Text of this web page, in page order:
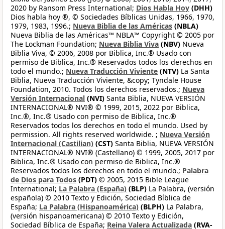
2020 by Ransom Press International; Dios Habla Hoy (DHH)
Dios habla hoy ®, © Sociedades Bíblicas Unidas, 1966, 1970,
1979, 1983, 1996.; Nueva Biblia de las Américas (NBLA)
Nueva Biblia de las Américas™ NBLA™ Copyright © 2005 por
The Lockman Foundation; Nueva Biblia Viva (NBV) Nueva
Biblia Viva, © 2006, 2008 por Biblica, Inc.® Usado con
permiso de Biblica, Inc.® Reservados todos los derechos en
todo el mundo.; Nueva Traducción Viviente (NTV) La Santa
Biblia, Nueva Traducción Viviente, &copy; Tyndale House
Foundation, 2010. Todos los derechos reservados.; Nueva
Versión Internacional (NVI) Santa Biblia, NUEVA VERSIÓN
INTERNACIONAL® NVI® © 1999, 2015, 2022 por Biblica,
Inc.®, Inc.® Usado con permiso de Biblica, Inc.®
Reservados todos los derechos en todo el mundo. Used by
permission. All rights reserved worldwide. ; Nueva Versión
Internacional (Castilian) (CST) Santa Biblia, NUEVA VERSIÓN
INTERNACIONAL® NVI® (Castellano) © 1999, 2005, 2017 por
Biblica, Inc.® Usado con permiso de Biblica, Inc.®
Reservados todos los derechos en todo el mundo.; Palabra
de Dios para Todos (PDT) © 2005, 2015 Bible League
International; La Palabra (España) (BLP) La Palabra, (versión
española) © 2010 Texto y Edición, Sociedad Bíblica de
España; La Palabra (Hispanoamérica) (BLPH) La Palabra,
(versión hispanoamericana) © 2010 Texto y Edición,
Sociedad Bíblica de España; Reina Valera Actualizada (RVA-